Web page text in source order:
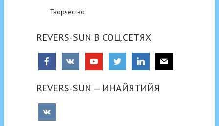
Творчество
REVERS-SUN В СОЦ.СЕТЯХ
REVERS-SUN — ИНАЙЯТИЙЯ